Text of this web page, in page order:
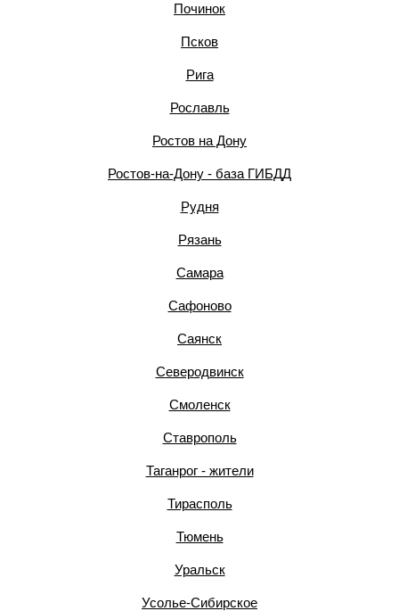
Починок
Псков
Рига
Рославль
Ростов на Дону
Ростов-на-Дону - база ГИБДД
Рудня
Рязань
Самара
Сафоново
Саянск
Северодвинск
Смоленск
Ставрополь
Таганрог - жители
Тирасполь
Тюмень
Уральск
Усолье-Сибирское